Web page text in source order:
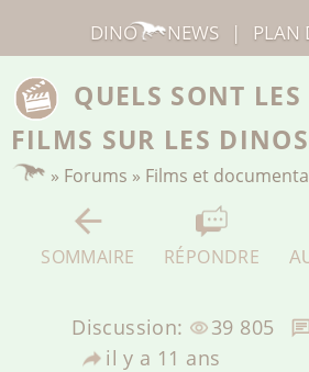
QUELS SONT
FILMS SUR LES
» Forums » Films et
SOMMAIRE RÉPONDRE
Discussion: 39 805
il y a 11 ans
DINO NEWS | PLAN